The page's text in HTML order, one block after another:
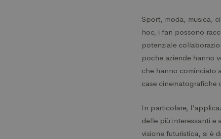
Sport, moda, musica,
hoc, i fan possono
potenziale
poche aziende hanno
che hanno cominciato
case cinematografiche
In particolare,
delle più interessanti e
visione futuristica, si è